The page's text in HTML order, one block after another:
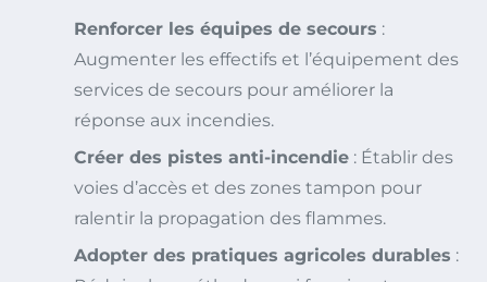
Renforcer les équipes de secours :
Augmenter les effectifs et l’équipement des
services de secours pour améliorer la
réponse aux incendies.
Créer des pistes anti-incendie : Établir des
voies d’accès et des zones tampon pour
ralentir la propagation des flammes.
Adopter des pratiques agricoles durables :